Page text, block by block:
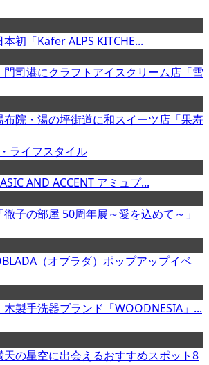
初「Käfer ALPS KITCHE...
門司港にクラフトアイスクリーム店「雪
布院・湯の坪街道に和スイーツ店「果寿
ライフスタイル
AND ACCENT アミュプ...
子の部屋 50周年展～愛を込めて～」
（オブラダ）ポップアップイベ
木製手洗器ブランド「WOODNESIA」...
天の星空に出会えるおすすめスポット8